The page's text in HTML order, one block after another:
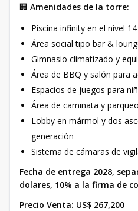
🏢 Amenidades de la torre:
Piscina infinity en el nivel
Área social tipo bar &
Gimnasio climatizado y
Área de BBQ y salón para
Espacios de juegos para
Área de caminata y
Lobby en mármol y dos
generación
Sistema de cámaras de
Fecha de entrega 2028,
dolares, 10% a la firma de
Precio Venta: US$ 267,200